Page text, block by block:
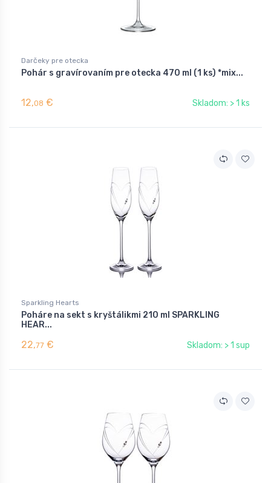
Darčeky pre otecka
Pohár s gravírovaním pre otecka 470 ml (1 ks) *mix...
12,08 € Skladom: > 1 ks
Sparkling Hearts
Poháre na sekt s kryštálikmi 210 ml SPARKLING
HEAR...
22,77 € Skladom: > 1 sup